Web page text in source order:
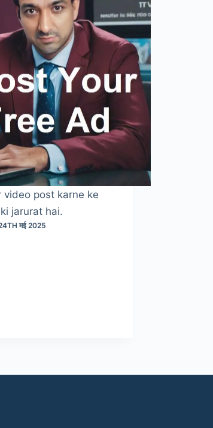
video post karne ke
jarurat hai.
मई 2025